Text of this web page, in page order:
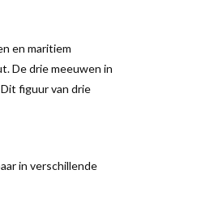
en maritiem
De drie meeuwen in
figuur van drie
in verschillende